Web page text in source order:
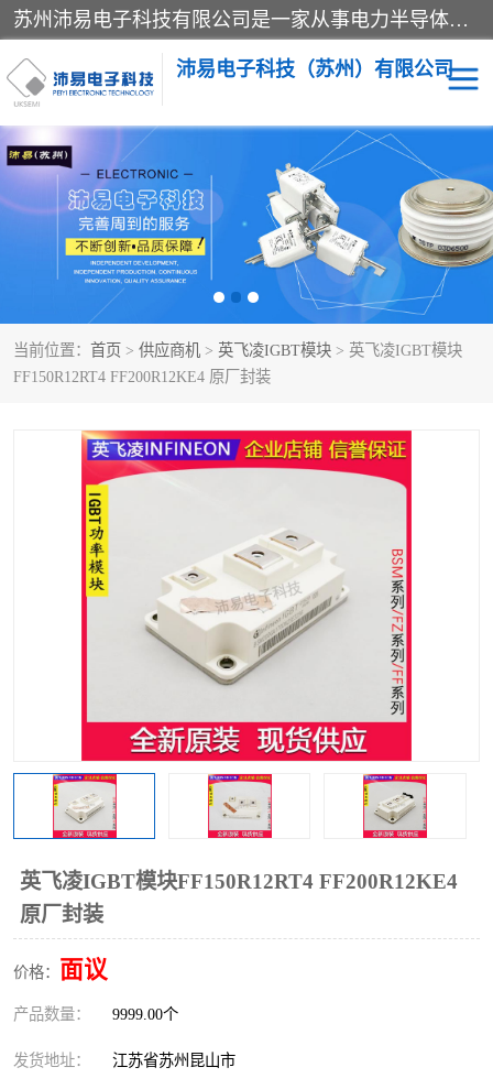
苏州沛易电子科技有限公司是一家从事电力半导体器件和电子元器件的专业代理及分销商，产品包括：IGBT模块、IPM模块、PIM模块、二极管、三极管、可控硅、整流桥、IGBT单管、IGBT电路驱动板、GTR达林顿模块、快恢复二极管、肖特基二极管、熔断器、IC集成电路、快速熔断器等。
沛易电子科技（苏州）有限公司
当前位置： 首页 > 供应商机 > 英飞凌IGBT模块 > 英飞凌IGBT模块
FF150R12RT4 FF200R12KE4 原厂封装
英飞凌IGBT模块FF150R12RT4 FF200R12KE4
原厂封装
价格： 面议
产品数量： 9999.00个
发货地址： 江苏省苏州昆山市
西门康 英飞凌
快恢复二极管 英飞凌IGBT模块
英飞凌可控硅模块 IXYS艾赛斯可控硅
SEMIKRON西门康IGBT SEMIKRON西门康可控硅
器
MOS管场效应管 晶闸管